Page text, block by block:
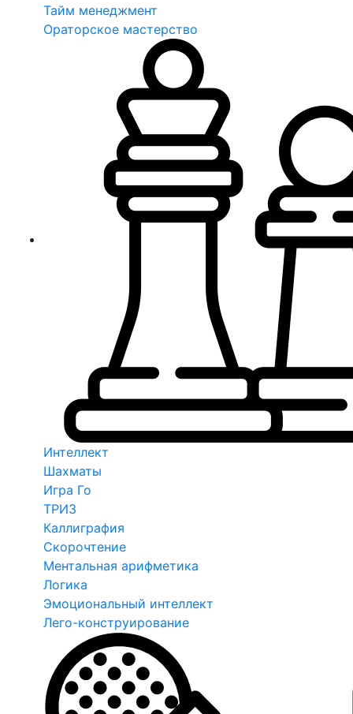
Тайм менеджмент
Ораторское мастерство
Интеллект
Шахматы
Игра Го
ТРИЗ
Каллиграфия
Скорочтение
Ментальная арифметика
Логика
Эмоциональный интеллект
Лего-конструирование